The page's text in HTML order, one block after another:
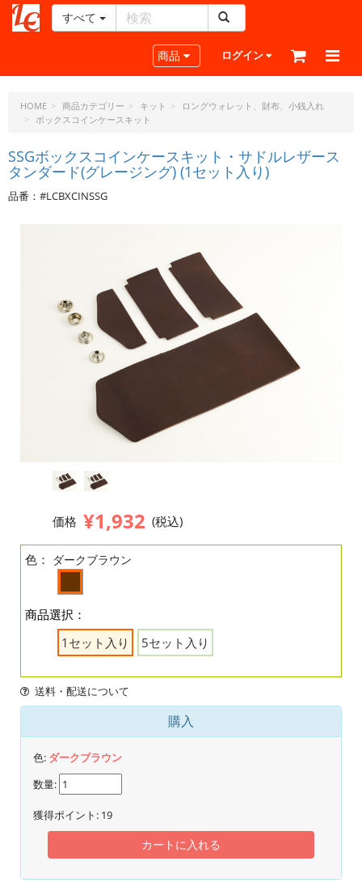
ー
ラ
フ
ド
ッ
ト・
すべて
Toggle navigation
商品 ログイン
HOME 商品カテゴリー キット
ロングウォレット、財布、小銭入れ
ボックスコインケースキット
SSGボックスコインケースキット・サドルレザース
タンダード(グレージング) (1セット入り)
品番：#LCBXCINSSG
価格 ¥1,932 (税込)
色： ダークブラウン
商品選択：
1セット入り
5セット入り
送料・配送について
購入
色: ダークブラウン
数量:
獲得ポイント: 19
カートに入れる